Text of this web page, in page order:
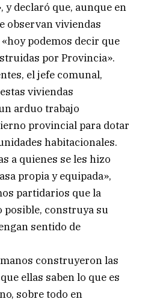
declaró que, aunque en
observan viviendas
podemos decir que
por Provincia».
el jefe comunal,
viviendas
arduo trabajo
provincial para dotar
habitacionales.
a quienes se les hizo
propia y equipada»,
partidarios que la
posible, construya su
sentido de
construyeron las
ellas saben lo que es
sobre todo en